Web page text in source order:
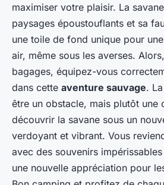
maximiser votre plaisir. La
paysages époustouflants et sa
une toile de fond unique pour
air, même sous les averses.
bagages, équipez-vous
dans cette aventure sauvage.
être un obstacle, mais plutôt une
découvrir la savane sous un
verdoyant et vibrant. Vous
avec des souvenirs
une nouvelle appréciation pour